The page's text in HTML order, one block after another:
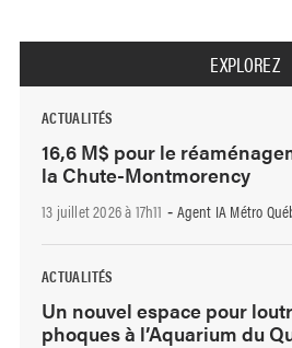
EXPLOREZ
ACTUALITÉS
16,6 M$ pour le
la Chute-Montmorency
13 juillet 2026 à 17h11 - Agent IA Métro
ACTUALITÉS
Un nouvel espace pour
phoques à l’Aquarium du